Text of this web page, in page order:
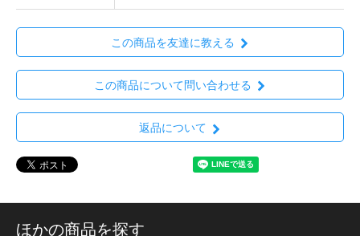
この商品を友達に教える
この商品について問い合わせる
返品について
ほかの商品を探す